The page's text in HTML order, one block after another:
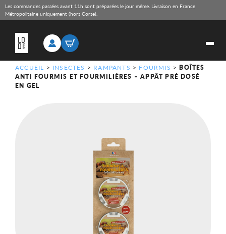
Les commandes passées avant 11h sont préparées le jour même. Livraison en France
Métropolitaine uniquement (hors Corse).
ACCUEIL > INSECTES > RAMPANTS > FOURMIS >BOÎTES
ANTI FOURMIS ET FOURMILIÈRES – APPÂT PRÉ DOSÉ
EN GEL